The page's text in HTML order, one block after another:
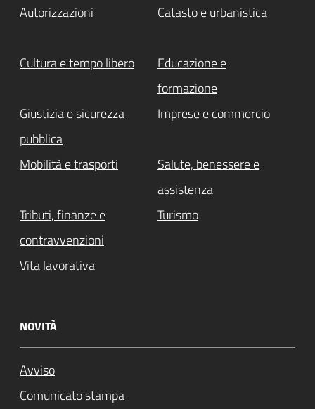
Autorizzazioni Catasto e urbanistica
Cultura e tempo libero
Educazione e
formazione
Giustizia e sicurezza
pubblica
Imprese e commercio
Mobilità e trasporti
Salute, benessere e
assistenza
Tributi, finanze e
contravvenzioni
Turismo
Vita lavorativa
NOVITÀ
Avviso
Comunicato stampa